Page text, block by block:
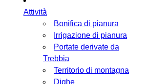
Attività
Bonifica di pianura
Irrigazione di pianura
Portate derivate da
Trebbia
Territorio di montagna
Dighe